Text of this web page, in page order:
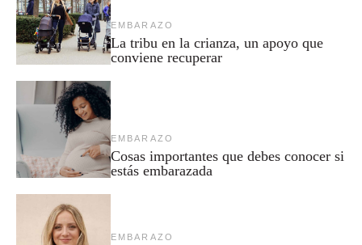
EMBARAZO
La tribu en la crianza, un apoyo que
conviene recuperar
EMBARAZO
Cosas importantes que debes conocer si
estás embarazada
EMBARAZO